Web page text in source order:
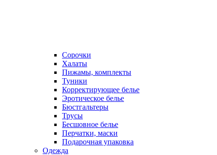
Сорочки
Халаты
Пижамы, комплекты
Туники
Корректирующее белье
Эротическое белье
Бюстгальтеры
Трусы
Бесшовное белье
Перчатки, маски
Подарочная упаковка
Одежда